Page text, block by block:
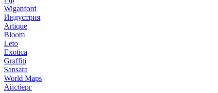
Wiganford
Индустрия
Artique
Bloom
Leto
Exotica
Graffiti
Sansara
World Maps
Айсберг